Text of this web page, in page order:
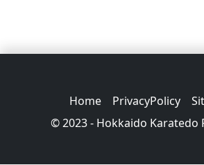
© 2023 - Hokkaido Karatedo
Home PrivacyPolicy